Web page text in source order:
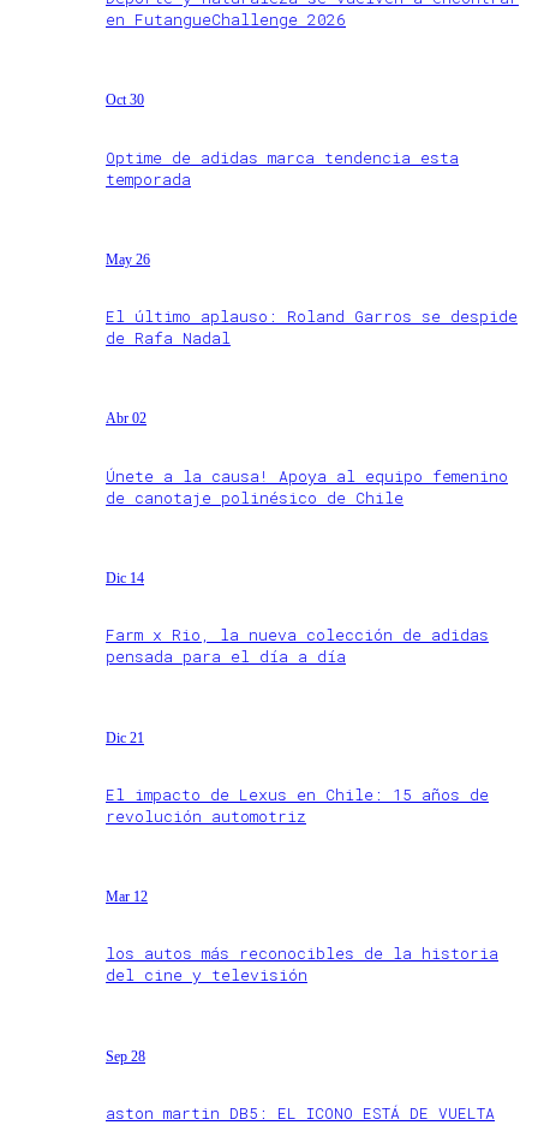
en FutangueChallenge 2026
Oct 30
Optime de adidas marca tendencia esta
temporada
May 26
El último aplauso: Roland Garros se despide
de Rafa Nadal
Abr 02
Únete a la causa! Apoya al equipo femenino
de canotaje polinésico de Chile
Dic 14
Farm x Rio, la nueva colección de adidas
pensada para el día a día
Dic 21
El impacto de Lexus en Chile: 15 años de
revolución automotriz
Mar 12
los autos más reconocibles de la historia
del cine y televisión
Sep 28
aston martin DB5: EL ICONO ESTÁ DE VUELTA